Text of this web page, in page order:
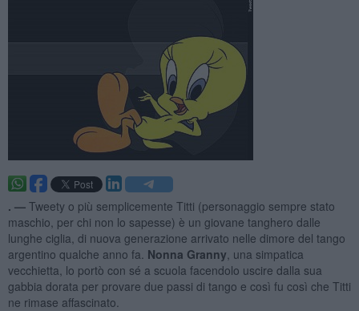
. — Tweety o più semplicemente Titti (personaggio sempre stato
maschio, per chi non lo sapesse) è un giovane tanghero dalle
lunghe ciglia, di nuova generazione arrivato nelle dimore del tango
argentino qualche anno fa. Nonna Granny , una simpatica
vecchietta, lo portò con sé a scuola facendolo uscire dalla sua
gabbia dorata per provare due passi di tango e così fu così che Titti
ne rimase affascinato.